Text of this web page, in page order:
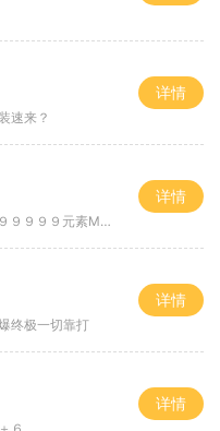
速来？
详情
９９９元素Max）
详情
终极一切靠打
详情
详情